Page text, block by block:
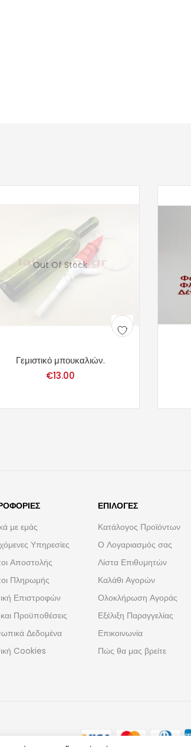
Out Of Stock
Γεμιστικό μπουκαλιών.
€13.00
με εμάς
Υπηρεσίες
Αποστολής
Πληρωμής
Επιστροφών
Προϋποθέσεις
Δεδομένα
Cookies
ΕΠΙΛΟΓΈΣ
Κατάλογος Προϊόντων
Ο Λογαριασμός σας
Λίστα Επιθυμητών
Καλάθι Αγορών
Ολοκλήρωση Αγοράς
Εξέλιξη Παραγγελίας
Επικοινωνία
Πώς θα μας βρείτε